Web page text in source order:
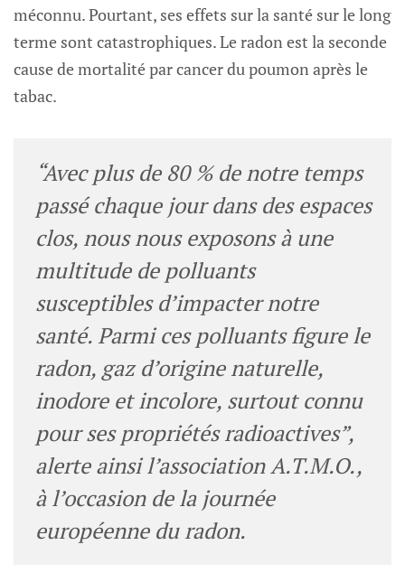
méconnu. Pourtant, ses effets sur la santé sur le long
terme sont catastrophiques. Le radon est la seconde
cause de mortalité par cancer du poumon après le
tabac.
“Avec plus de 80 % de notre temps
passé chaque jour dans des espaces
clos, nous nous exposons à une
multitude de polluants
susceptibles d’impacter notre
santé. Parmi ces polluants figure le
radon, gaz d’origine naturelle,
inodore et incolore, surtout connu
pour ses propriétés radioactives”,
alerte ainsi l’association A.T.M.O.,
à l’occasion de la journée
européenne du radon.